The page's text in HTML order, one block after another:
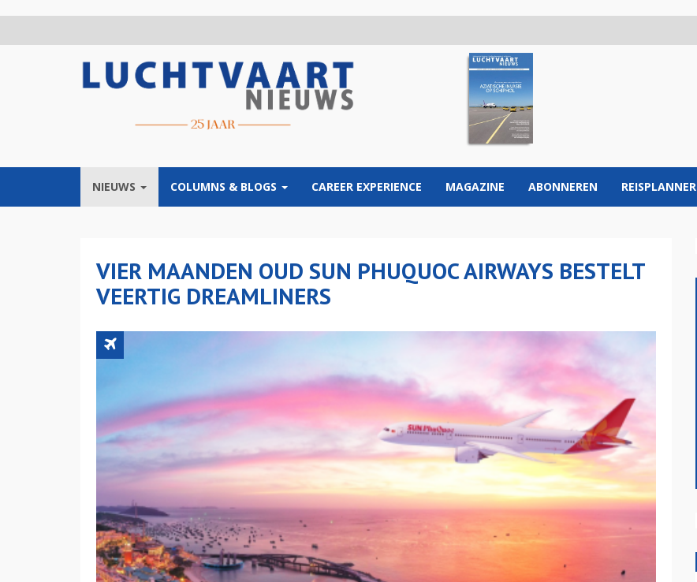
NIEUWS COLUMNS & BLOGS CAREER EXPERIENCE MAGAZINE ABONNEREN REISPLANNER
VIER MAANDEN OUD SUN PHUQUOC AIRWAYS BESTELT
VEERTIG DREAMLINERS